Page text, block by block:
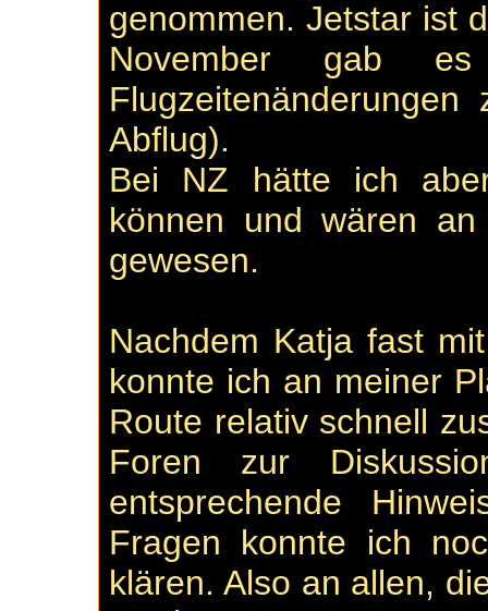
genommen. Jetstar ist
November gab
Abflug).
Bei NZ hätte ich
können und wären
gewesen.
Nachdem Katja fast
konnte ich an meiner
Route relativ schnell
Foren zur
entsprechende
Fragen konnte ich
klären. Also an allen,